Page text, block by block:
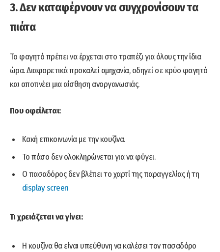
3. Δεν καταφέρνουν να συγχρονίσουν τα
πιάτα
Το φαγητό πρέπει να έρχεται στο τραπέζι για όλους την ίδια
ώρα. Διαφορετικά προκαλεί αμηχανία, οδηγεί σε κρύο φαγητό
και αποπνέει μια αίσθηση ανοργανωσιάς.
Που οφείλεται:
Κακή επικοινωνία με την κουζίνα.
Το πάσο δεν ολοκληρώνεται για να φύγει.
Ο πασαδόρος δεν βλέπει το χαρτί της παραγγελίας ή τη
display screen
Τι χρειάζεται να γίνει:
Η κουζίνα θα είναι υπεύθυνη να καλέσει τον πασαδόρο